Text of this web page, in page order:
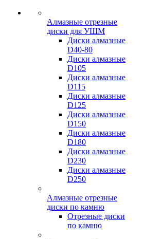
Алмазные отрезные
диски для УШМ
Диски алмазные
D40-80
Диски алмазные
D105
Диски алмазные
D115
Диски алмазные
D125
Диски алмазные
D150
Диски алмазные
D180
Диски алмазные
D230
Диски алмазные
D250
Алмазные отрезные
диски по камню
Отрезные диски
по камню